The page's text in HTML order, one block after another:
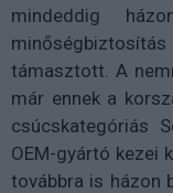
mindeddig
támasztott. A
már ennek a
csúcskategóriás
OEM-gyártó kezei
továbbra is házon